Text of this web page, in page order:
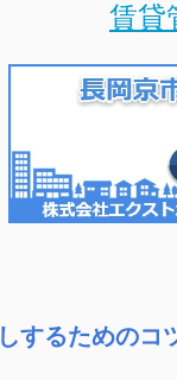
賃貸
するためのコ